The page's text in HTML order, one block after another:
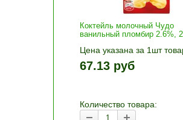
Коктейль молочный Чудо
ванильный пломбир 2.6%,
Цена указана за 1шт
1шт прибавляется
и «-». Выберите нужное
67.13 руб
Количество товара: